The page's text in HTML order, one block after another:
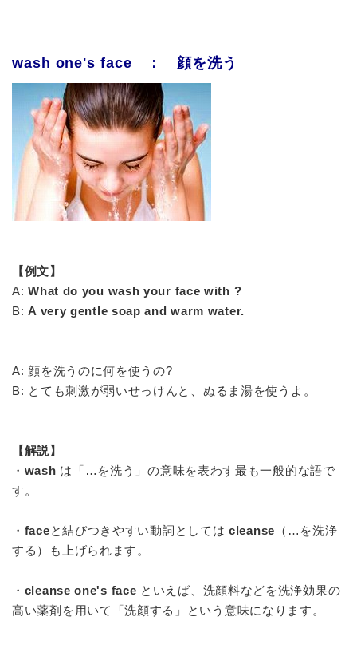
wash one's face ： 顔を洗う
【例文】
A:What do you wash your face with ?
B:A very gentle soap and warm water.
A: 顔を洗うのに何を使うの?
B: とても刺激が弱いせっけんと、ぬるま湯を使うよ。
【解説】
・ wash は「…を洗う」の意味を表わす最も一般的な語で
す。
・ faceと結びつきやすい動詞としてはcleanse （…を洗浄
する）も上げられます。
・ cleanse one's face といえば、洗顔料などを洗浄効果の
高い薬剤を用いて「洗顔する」という意味になります。